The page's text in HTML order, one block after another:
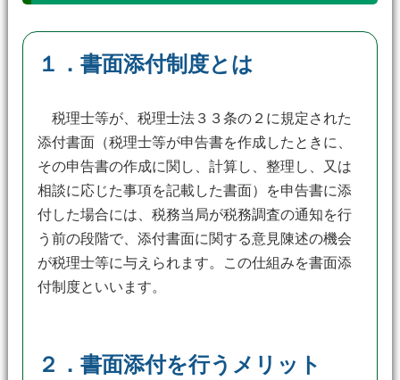
１．書面添付制度とは
税理士等が、税理士法３３条の２に規定された
添付書面（税理士等が申告書を作成したときに、
その申告書の作成に関し、計算し、整理し、又は
相談に応じた事項を記載した書面）を申告書に添
付した場合には、税務当局が税務調査の通知を行
う前の段階で、添付書面に関する意見陳述の機会
が税理士等に与えられます。この仕組みを書面添
付制度といいます。
２．書面添付を行うメリット